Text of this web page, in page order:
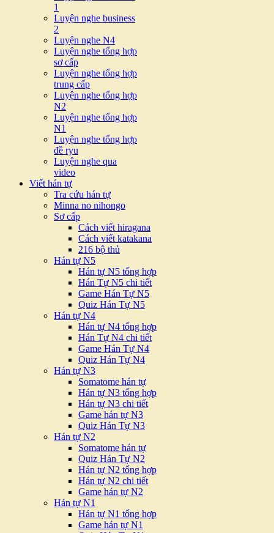
1
Luyện nghe business
2
Luyện nghe N4
Luyện nghe tổng hợp
sơ cấp
Luyện nghe tổng hợp
trung cấp
Luyện nghe tổng hợp
N2
Luyện nghe tổng hợp
N1
Luyện nghe tổng hợp
đề ryu
Luyện nghe qua
video
Viết hán tự
Tra cứu hán tự
Minna no nihongo
Sơ cấp
Cách viết hiragana
Cách viết katakana
216 bộ thủ
Hán tự N5
Hán tự N5 tổng hợp
Hán Tự N5 chi tiết
Game Hán Tự N5
Quiz Hán Tự N5
Hán tự N4
Hán tự N4 tổng hợp
Hán Tự N4 chi tiết
Game Hán Tự N4
Quiz Hán Tự N4
Hán tự N3
Somatome hán tự
Hán tự N3 tổng hợp
Hán tự N3 chi tiết
Game hán tự N3
Quiz Hán Tự N3
Hán tự N2
Somatome hán tự
Quiz Hán Tự N2
Hán tự N2 tổng hợp
Hán tự N2 chi tiết
Game hán tự N2
Hán tự N1
Hán tự N1 tổng hợp
Game hán tự N1